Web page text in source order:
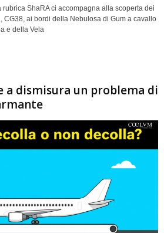
ShaRA ci accompagna alla scoperta dei
CG38, ai bordi della Nebulosa di Gum a cavallo
e della Vela
a dismisura un problema di